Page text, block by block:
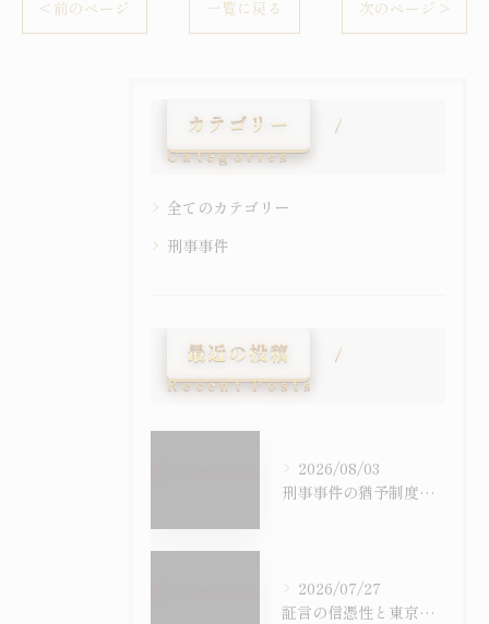
< 前のページ 一覧に戻る 次のページ >
カテゴリー
Categories
全てのカテゴリー
刑事事件
最近の投稿
Recent Posts
2026/08/03
刑事事件の猶予制度を徹底比較し判決後の影響や前科の有無まで具体的に解説
2026/07/27
証言の信憑性と東京都国立市における刑事事件での証拠の扱いを徹底解説